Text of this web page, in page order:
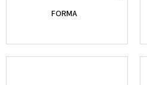
FORMA